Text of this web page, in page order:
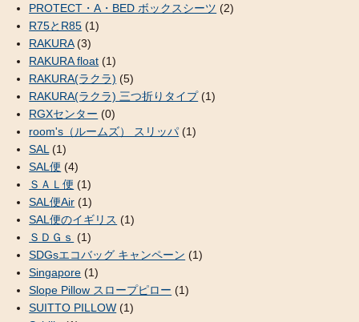
PROTECT・A・BED ボックスシーツ (2)
R75とR85 (1)
RAKURA(3)
RAKURA float (1)
RAKURA(ラクラ) (5)
RAKURA(ラクラ) 三つ折りタイプ(1)
RGXセンター (0)
room's（ルームズ） スリッパ (1)
SAL (1)
SAL便 (4)
ＳＡＬ便 (1)
SAL便Air (1)
SAL便のイギリス (1)
ＳＤＧｓ (1)
SDGsエコバッグ キャンペーン (1)
Singapore (1)
Slope Pillow スロープピロー (1)
SUITTO PILLOW (1)